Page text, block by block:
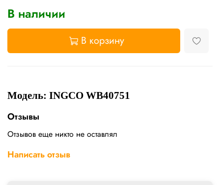
В наличии
В корзину
Модель: INGCO WB40751
Отзывы
Отзывов еще никто не оставлял
Написать отзыв